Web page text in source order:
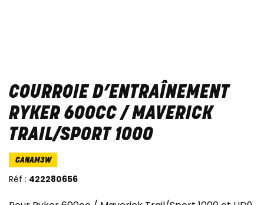
COURROIE D’ENTRAÎNEMENT
RYKER 600CC / MAVERICK
TRAIL/SPORT 1000
CANAM3W
Réf : 422280656